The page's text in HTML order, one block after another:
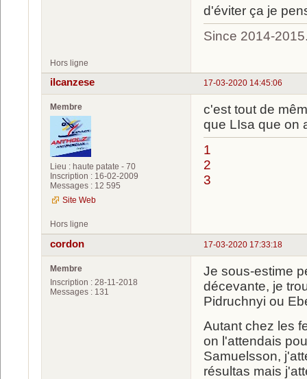
d'éviter ça je
Since 2014-
Hors ligne
17-03-2020 14:45:06
ilcanzese
Membre
Lieu : haute patate - 70
Inscription : 16-02-2009
Messages : 12 595
Site Web
c'est tout de
que LIsa que on
1
2
3
Hors ligne
17-03-2020 17:33:18
cordon
Membre
Inscription : 28-11-2018
Messages : 131
Je sous-estime
décevante, je
Pidruchnyi ou
Autant chez les
on l'attendais
Samuelsson,
résultas mais